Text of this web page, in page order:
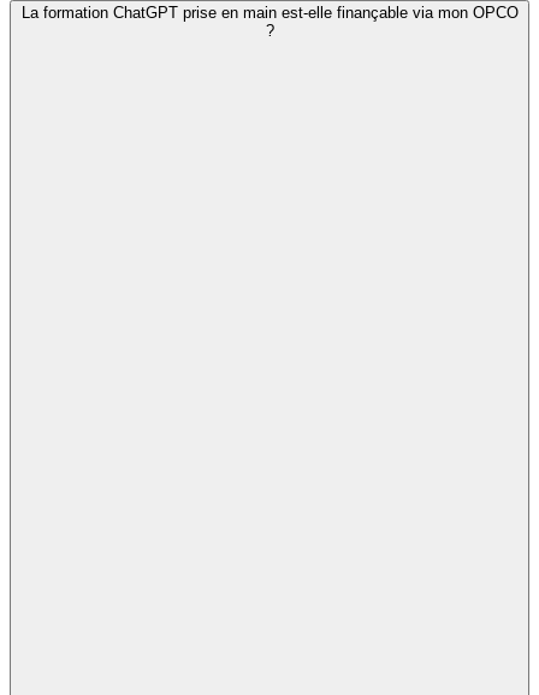
La formation ChatGPT prise en main est-elle finançable via mon OPCO
?